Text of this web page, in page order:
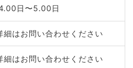
日〜5.00日
細はお問い合わせください
細はお問い合わせください